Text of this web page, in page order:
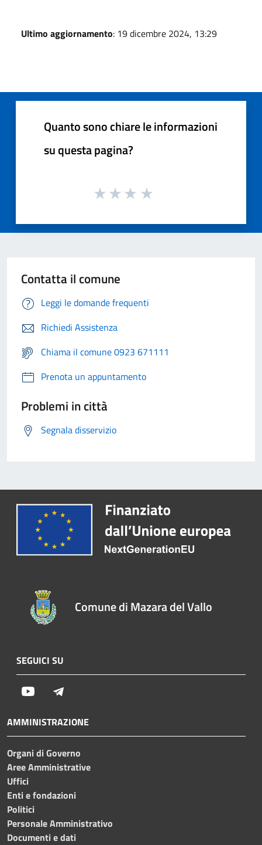
Ultimo aggiornamento: 19 dicembre 2024, 13:29
Quanto sono chiare le informazioni
su questa pagina?
Contatta il comune
Leggi le domande frequenti
Richiedi Assistenza
Chiama il comune 0923 671111
Prenota un appuntamento
Problemi in città
Segnala disservizio
Comune di Mazara del Vallo
SEGUICI SU
Youtube
AMMINISTRAZIONE
Organi di Governo
Aree Amministrative
Uffici
Enti e fondazioni
Politici
Personale Amministrativo
Documenti e dati